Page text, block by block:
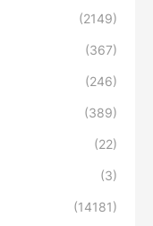
(2149)
(367)
(246)
(389)
(22)
(3)
(14181)